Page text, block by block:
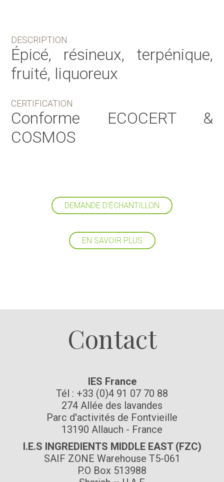
DESCRIPTION
Épicé, résineux, terpénique,
fruité, liquoreux
CERTIFICATION
Conforme ECOCERT &
COSMOS
DEMANDE D'ÉCHANTILLON
EN SAVOIR PLUS
Contact
IES France
Tél : +33 (0)4 91 07 70 88
274 Allée des lavandes
Parc d'activités de Fontvieille
13190 Allauch - France
I.E.S INGREDIENTS MIDDLE EAST (FZC)
SAIF ZONE Warehouse T5-061
P.O Box 513988